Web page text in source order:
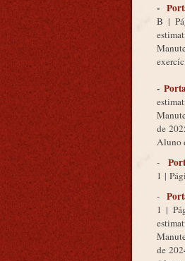
-
B |
-
de
Aluno
-
1 |
-
1 |
de